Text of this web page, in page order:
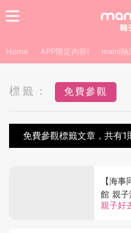
Home APP限定內容! mami熱
標籤： 免費參觀
免費參觀標籤文章，共有
親子好
【海
館 親子海洋
底